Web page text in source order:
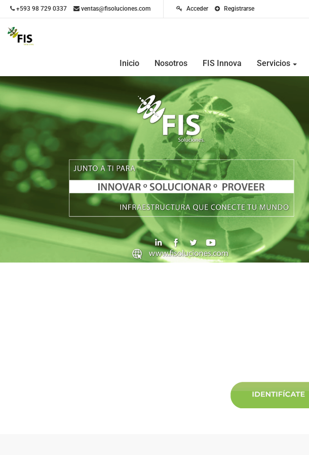
+593 98 729 0337 ventas@fisoluciones.com Acceder Registrarse
Inicio Nosotros FIS Innova Servicios